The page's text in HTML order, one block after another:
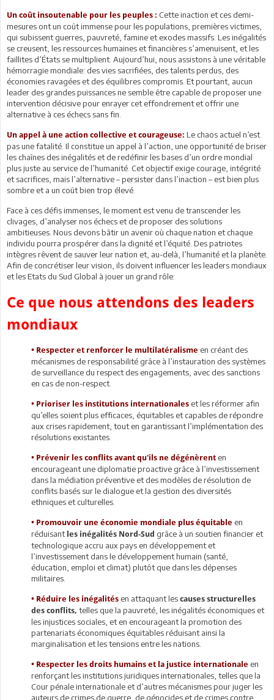
Un coût insoutenable pour les peuples : Cette inaction et ces demi-
mesures ont un coût immense pour les populations, premières victimes,
qui subissent guerres, pauvreté, famine et exodes massifs. Les inégalités
se creusent, les ressources humaines et financières s’amenuisent, et les
faillites d’États se multiplient. Aujourd’hui, nous assistons à une véritable
hémorragie mondiale: des vies sacrifiées, des talents perdus, des
économies ravagées et des équilibres compromis. Et pourtant, aucun
leader des grandes puissances ne semble être capable de proposer une
intervention décisive pour enrayer cet effondrement et offrir une
alternative à ces échecs sans fin.
Un appel à une action collective et courageuse: Le chaos actuel n’est
pas une fatalité. Il constitue un appel à l’action, une opportunité de briser
les chaînes des inégalités et de redéfinir les bases d’un ordre mondial
plus juste au service de l’humanité. Cet objectif exige courage, intégrité
et sacrifices, mais l’alternative – persister dans l’inaction – est bien plus
sombre et a un coût bien trop élevé.
Face à ces défis immenses, le moment est venu de transcender les
clivages, d’analyser nos échecs et de proposer des solutions
ambitieuses. Nous devons bâtir un avenir où chaque nation et chaque
individu pourra prospérer dans la dignité et l’équité. Des patriotes
intègres rêvent de sauver leur nation et, au-delà, l’humanité et la planète.
Afin de concrétiser leur vision, ils doivent influencer les leaders mondiaux
et les Etats du Sud Global à jouer un grand rôle:
Ce que nous attendons des leaders
mondiaux
• Respecter et renforcer le multilatéralisme en créant des
mécanismes de responsabilité grâce à l’instauration des systèmes
de surveillance du respect des engagements, avec des sanctions
en cas de non-respect.
• Prioriser les institutions internationales et les réformer afin
qu’elles soient plus efficaces, équitables et capables de répondre
aux crises rapidement, tout en garantissant l’implémentation des
résolutions existantes.
• Prévenir les conflits avant qu'ils ne dégénèrent en
encourageant une diplomatie proactive grâce à l’investissement
dans la médiation préventive et des modèles de résolution de
conflits basés sur le dialogue et la gestion des diversités
ethniques et culturelles.
• Promouvoir une économie mondiale plus équitable en
réduisant les inégalités Nord-Sud grâce à un soutien financier et
technologique accru aux pays en développement et
l’investissement dans le développement humain (santé,
éducation, emploi et climat) plutôt que dans les dépenses
militaires.
• Réduire les inégalités en attaquant les causes structurelles
des conflits, telles que la pauvreté, les inégalités économiques et
les injustices sociales, et en encourageant la promotion des
partenariats économiques équitables réduisant ainsi la
marginalisation et les tensions entre les nations.
• Respecter les droits humains et la justice internationale en
renforçant les institutions juridiques internationales, telles que la
Cour pénale internationale et d’autres mécanismes pour juger les
auteurs de crimes de guerre, de génocides et de crimes contre